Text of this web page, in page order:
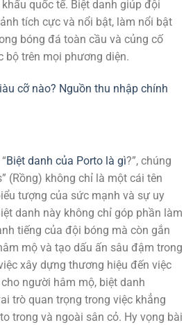
quốc tế. Biệt danh giúp đội
tích cực và nổi bật, làm nổi bật
bóng đá toàn cầu và củng cố
bộ trên mọi phương diện.
cỡ nào? Nguồn thu nhập chính
Biệt danh của Porto là gì?”, chúng
(Rồng) không chỉ là một cái tên
tượng của sức mạnh và sự uy
danh này không chỉ góp phần làm
tiếng của đội bóng mà còn gắn
mộ và tạo dấu ấn sâu đậm trong
xây dựng thương hiệu đến việc
người hâm mộ, biệt danh
trò quan trọng trong việc khẳng
trong và ngoài sân cỏ. Hy vọng bài